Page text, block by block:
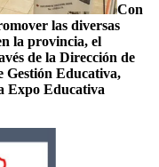
Con
las diversas
la provincia, el
de la Dirección de
Gestión Educativa,
Expo Educativa